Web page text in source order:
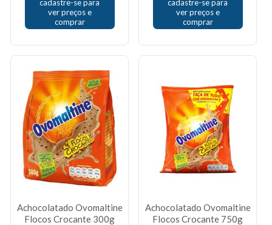
cadastre-se para
ver preços e
comprar
cadastre-se para
ver preços e
comprar
Achocolatado Ovomaltine
Flocos Crocante 300g
Achocolatado Ovomaltine
Flocos Crocante 750g